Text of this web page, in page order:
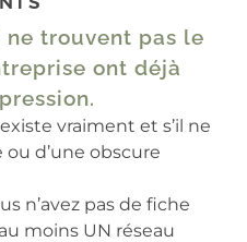
ne trouvent pas le
ont déjà
vraiment et s’il ne
ou d’une obscure
n’avez pas de fiche
moins UN réseau